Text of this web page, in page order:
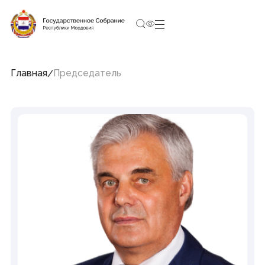
10:01:48
7 августа 2026, Пятница
Структура Государственного Собрания
Республики Мордовия
Заместители Председателя
Комитеты и комиссии
Главная Председатель